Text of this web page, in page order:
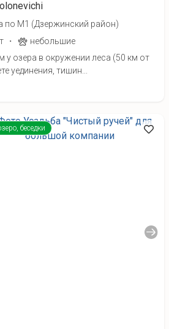
по М1 (Дзержинский район)
·
небольшие
у озера в окружении леса (50 км от
уединения, тишин...
беседки